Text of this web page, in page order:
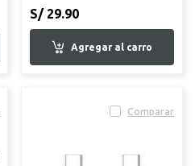
S/ 29.90
Comparar